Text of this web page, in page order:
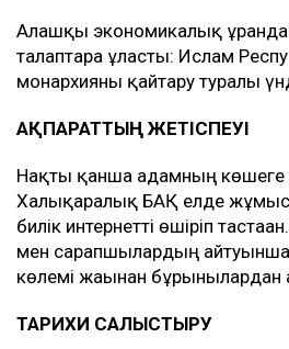
Алғашқы экономикалық
талаптарға ұласты: Ислам
монархияны қайтару туралы
АҚПАРАТТЫҢ ЖЕТІСПЕУІ
Нақты қанша адамның көшеге
Халықаралық БАҚ елде жұмыс
билік интернетті өшіріп
мен сарапшылардың
көлемі жағынан бұрынғылардан
ТАРИХИ САЛЫСТЫРУ